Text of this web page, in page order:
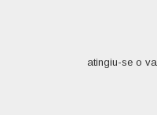
atingiu-se o